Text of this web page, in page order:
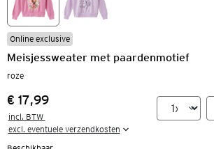
Online exclusive
Meisjessweater met paardenmotief
roze
Prijs:
€ 17,99
incl. BTW
excl. eventuele verzendkosten